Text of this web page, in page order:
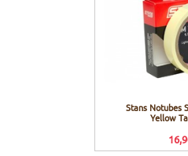
Stans Notubes
Yellow